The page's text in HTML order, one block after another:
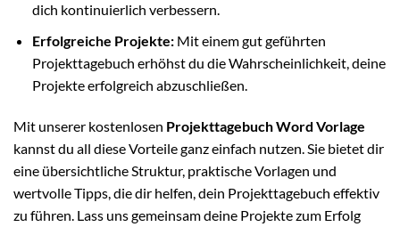
dich kontinuierlich verbessern.
Erfolgreiche Projekte:Mit einem gut geführten
Projekttagebuch erhöhst du die Wahrscheinlichkeit, deine
Projekte erfolgreich abzuschließen.
Mit unserer kostenlosen Projekttagebuch Word Vorlage
kannst du all diese Vorteile ganz einfach nutzen. Sie bietet dir
eine übersichtliche Struktur, praktische Vorlagen und
wertvolle Tipps, die dir helfen, dein Projekttagebuch effektiv
zu führen. Lass uns gemeinsam deine Projekte zum Erfolg